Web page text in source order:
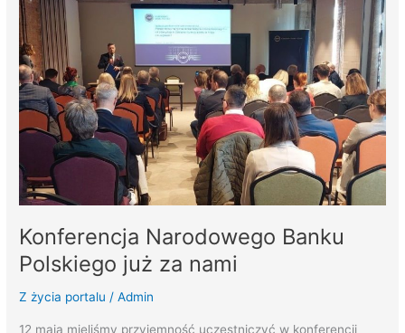
Konferencja Narodowego Banku
Polskiego już za nami
Z życia portalu /Admin
12 maja mieliśmy przyjemność uczestniczyć w konferencji
Banku
Polskiego
już
za
nami